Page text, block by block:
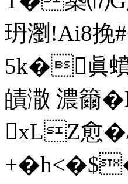
玬瀏!Ai8挽
5k�眞蟦
皟潵 濃籋
xLZ愈�/